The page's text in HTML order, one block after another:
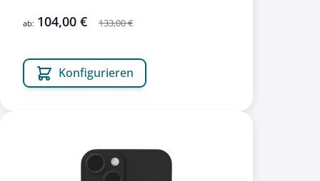
133,00 €
ab: 104,00 €
Konfigurieren